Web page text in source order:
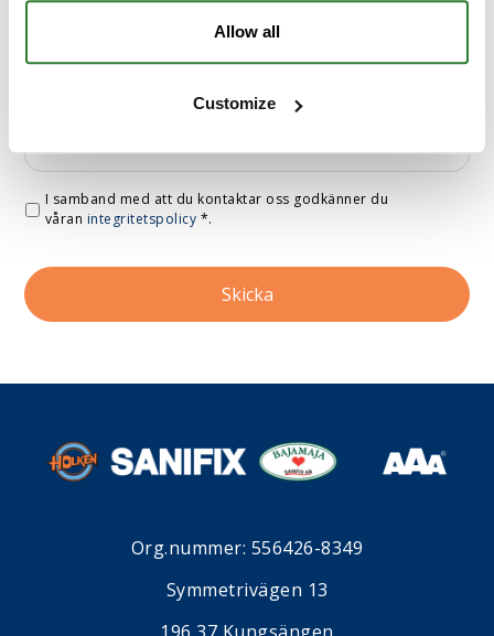
Allow all
Customize
I samband med att du kontaktar oss godkänner du
våran integritetspolicy *.
Org.nummer: 556426-8349
Symmetrivägen 13